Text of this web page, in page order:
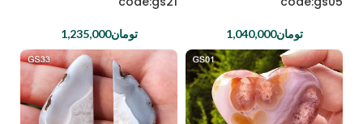
تومان1,040,000 تومان1,235,000